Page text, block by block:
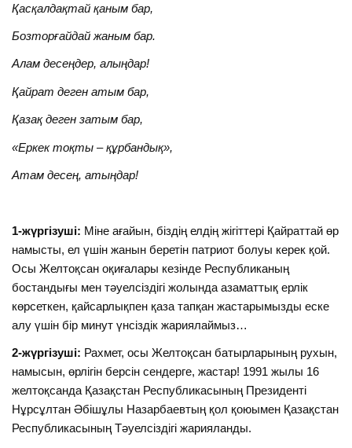
Қасқалдақтай қаным бар,
Бозторғайдай жаным бар.
Алам десеңдер, алыңдар!
Қайрат деген атым бар,
Қазақ деген затым бар,
«Еркек тоқты – құрбандық»,
Атам десең, атыңдар!
1-жүргізуші: Міне ағайын, біздің елдің жігіттері Қайраттай өр
намысты, ел үшін жанын беретін патриот болуы керек қой.
Осы Желтоқсан оқиғалары кезінде Республиканың
бостандығы мен тәуелсіздігі жолында азаматтық ерлік
көрсеткен, қайсарлықпен қаза тапқан жастарымызды еске
алу үшін бір минут үнсіздік жариялаймыз…
2-жүргізуші: Рахмет, осы Желтоқсан батырларының рухын,
намысын, өрлігін берсін сендерге, жастар! 1991 жылы 16
желтоқсанда Қазақстан Республикасының Президенті
Нұрсұлтан Әбішұлы Назарбаевтың қол қоюымен Қазақстан
Республикасының Тәуелсіздігі жарияланды.